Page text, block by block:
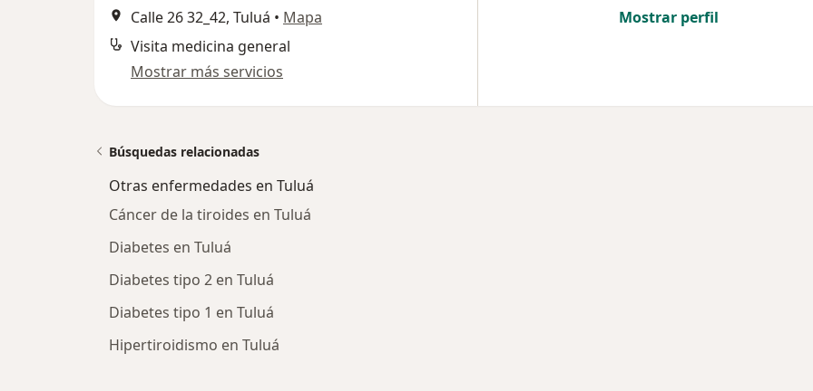
Calle 26 32_42, Tuluá • Mapa
Visita medicina general
Mostrar más servicios
Mostrar perfil
Búsquedas relacionadas
Otras enfermedades en Tuluá
Cáncer de la tiroides en Tuluá
Diabetes en Tuluá
Diabetes tipo 2 en Tuluá
Diabetes tipo 1 en Tuluá
Hipertiroidismo en Tuluá